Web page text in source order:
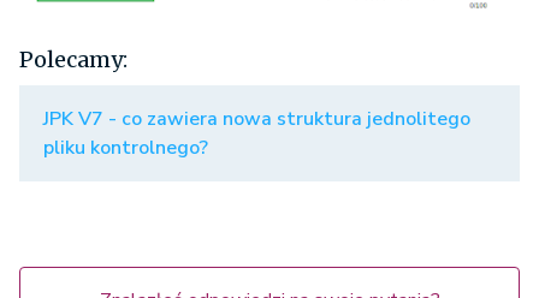
Polecamy:
JPK V7 - co zawiera nowa struktura jednolitego
pliku kontrolnego?